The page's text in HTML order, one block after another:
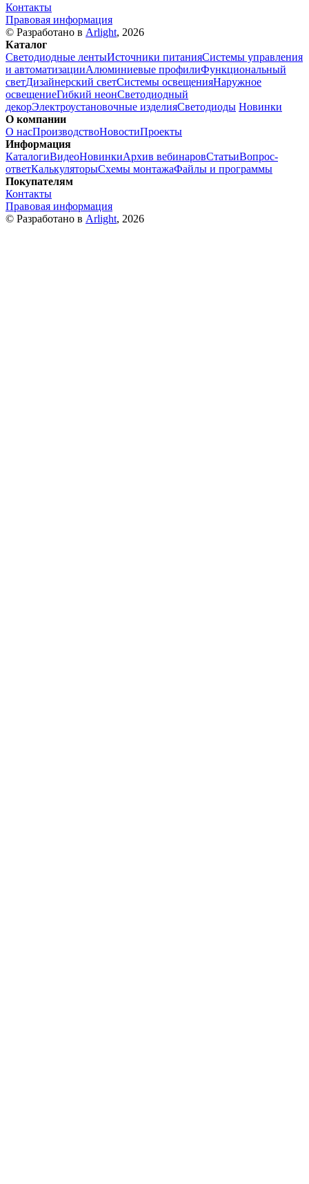
Контакты
Правовая информация
© Разработано в Arlight, 2026
Каталог
Светодиодные лентыИсточники питанияСистемы управления
и автоматизацииАлюминиевые профилиФункциональный
светДизайнерский светСистемы освещенияНаружное
освещениеГибкий неонСветодиодный
декорЭлектроустановочные изделияСветодиоды Новинки
О компании
О насПроизводствоНовостиПроекты
Информация
КаталогиВидеоНовинкиАрхив вебинаровСтатьиВопрос-
ответКалькуляторыСхемы монтажаФайлы и программы
Покупателям
Контакты
Правовая информация
© Разработано в Arlight, 2026